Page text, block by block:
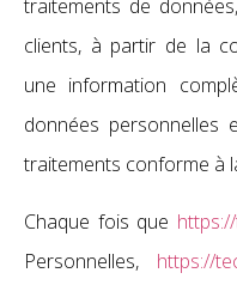
traitements de
clients, à partir de la
une information
données personnelles
traitements conforme à
Chaque fois que
Personnelles, https://